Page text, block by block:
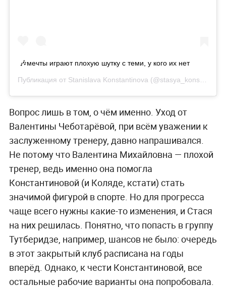
🎶мечты играют плохую шутку с теми, у кого их нет
Публикация от Stanislava Konstantinova (@stasya_konstantinovaa)
Вопрос лишь в том, о чём именно. Уход от
Валентины Чеботарёвой, при всём уважении к
заслуженному тренеру, давно напрашивался.
Не потому что Валентина Михайловна — плохой
тренер, ведь именно она помогла
Константиновой (и Коляде, кстати) стать
значимой фигурой в спорте. Но для прогресса
чаще всего нужны какие-то изменения, и Стася
на них решилась. Понятно, что попасть в группу
Тутберидзе, например, шансов не было: очередь
в этот закрытый клуб расписана на годы
вперёд. Однако, к чести Константиновой, все
остальные рабочие варианты она попробовала.